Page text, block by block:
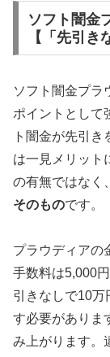
ソフト闇金
【「先引き
ソフト闇金プラ
ポイントとして
ト闇金が先引
は一見メリット
の有無ではなく、
そのものです。
プラウディアの
手数料は5,000
引きなしで10万
す必要がありま
み上がります。